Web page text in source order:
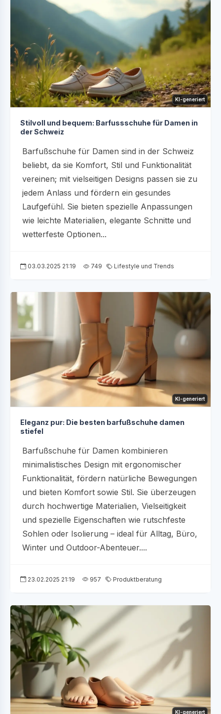
KI-generiert
Stilvoll und bequem: Barfussschuhe für Damen in
der Schweiz
Barfußschuhe für Damen sind in der Schweiz
beliebt, da sie Komfort, Stil und Funktionalität
vereinen; mit vielseitigen Designs passen sie zu
jedem Anlass und fördern ein gesundes
Laufgefühl. Sie bieten spezielle Anpassungen
wie leichte Materialien, elegante Schnitte und
wetterfeste Optionen...
03.03.2025 21:19 749 Lifestyle und Trends
KI-generiert
Eleganz pur: Die besten barfußschuhe damen
stiefel
Barfußschuhe für Damen kombinieren
minimalistisches Design mit ergonomischer
Funktionalität, fördern natürliche Bewegungen
und bieten Komfort sowie Stil. Sie überzeugen
durch hochwertige Materialien, Vielseitigkeit
und spezielle Eigenschaften wie rutschfeste
Sohlen oder Isolierung – ideal für Alltag, Büro,
Winter und Outdoor-Abenteuer....
23.02.2025 21:19 957 Produktberatung
KI-generiert